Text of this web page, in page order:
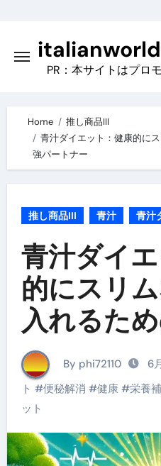
content
PR：本サイトはプロ
Home
推し商品III
青汁ダイエット：健康的に
強パートナー
推し商品III 青汁 青汁
青汁ダイ
的にスリ
入れるた
トナー
By phi72110 6
ト #便秘解消 #健康#栄養
ット